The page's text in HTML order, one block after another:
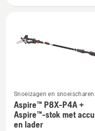
lader,
productbeoordeling
Bekijk
meer
Snoeizagen en snoeischaren
Aspire™ P8X-P4A +
Aspire™-stok met accu
en lader